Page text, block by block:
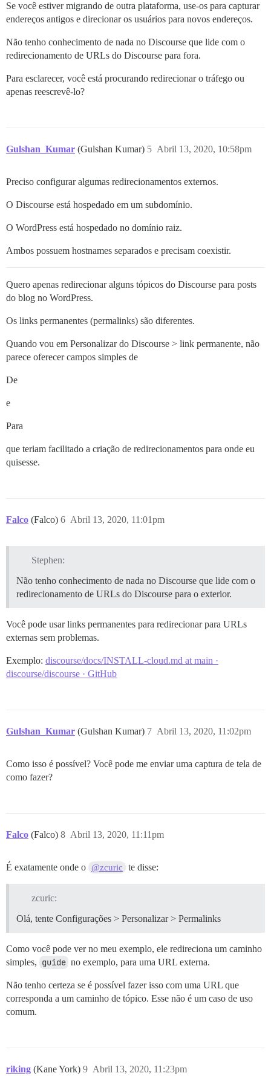
Se você estiver migrando de outra plataforma, use-os para capturar
endereços antigos e direcionar os usuários para novos endereços.
Não tenho conhecimento de nada no Discourse que lide com o
redirecionamento de URLs do Discourse para fora.
Para esclarecer, você está procurando redirecionar o tráfego ou
apenas reescrevê-lo?
Gulshan_Kumar (Gulshan Kumar) Abril 13, 2020, 10:58pm
5
Preciso configurar algumas redirecionamentos externos.
O Discourse está hospedado em um subdomínio.
O WordPress está hospedado no domínio raiz.
Ambos possuem hostnames separados e precisam coexistir.
Quero apenas redirecionar alguns tópicos do Discourse para posts
do blog no WordPress.
Os links permanentes (permalinks) são diferentes.
Quando vou em Personalizar do Discourse > link permanente, não
parece oferecer campos simples de
De
e
Para
que teriam facilitado a criação de redirecionamentos para onde eu
quisesse.
Falco (Falco) Abril 13, 2020, 11:01pm
6
Stephen:
Não tenho conhecimento de nada no Discourse que lide com o
redirecionamento de URLs do Discourse para o exterior.
Você pode usar links permanentes para redirecionar para URLs
externas sem problemas.
Exemplo: discourse/docs/INSTALL-cloud.md at main ·
discourse/discourse · GitHub
Gulshan_Kumar (Gulshan Kumar) Abril 13, 2020, 11:02pm
7
Como isso é possível? Você pode me enviar uma captura de tela de
como fazer?
Falco (Falco) Abril 13, 2020, 11:11pm
8
É exatamente onde o @zcuric te disse:
zcuric:
Olá, tente Configurações > Personalizar > Permalinks
Como você pode ver no meu exemplo, ele redireciona um caminho
simples, guide no exemplo, para uma URL externa.
Não tenho certeza se é possível fazer isso com uma URL que
corresponda a um caminho de tópico. Esse não é um caso de uso
comum.
riking (Kane York) Abril 13, 2020, 11:23pm
9